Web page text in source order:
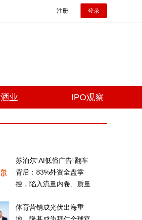
注册 登录
酒业 IPO观察
苏泊尔“AI低俗广告”翻车
背后：83%外资全盘掌
控，陷入流量内卷、质量
体育营销成光伏出海重